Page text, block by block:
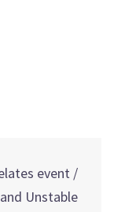
event /
Unstable